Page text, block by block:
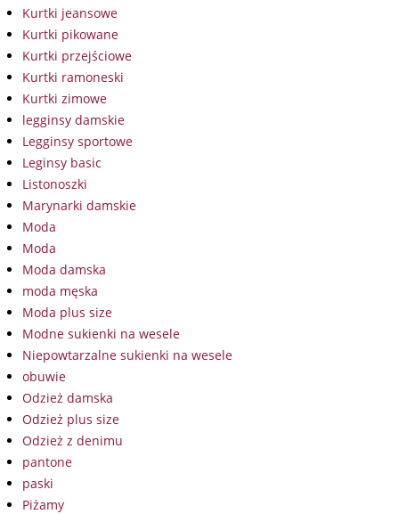
Kurtki jeansowe
Kurtki pikowane
Kurtki przejściowe
Kurtki ramoneski
Kurtki zimowe
legginsy damskie
Legginsy sportowe
Leginsy basic
Listonoszki
Marynarki damskie
Moda
Moda
Moda damska
moda męska
Moda plus size
Modne sukienki na wesele
Niepowtarzalne sukienki na wesele
obuwie
Odzież damska
Odzież plus size
Odzież z denimu
pantone
paski
Piżamy